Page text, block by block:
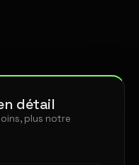
détail
plus notre